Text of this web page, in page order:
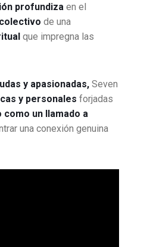
profundiza en el
de una
que impregna las
y apasionadas, Seven
y personales forjadas
un llamado a
una conexión genuina